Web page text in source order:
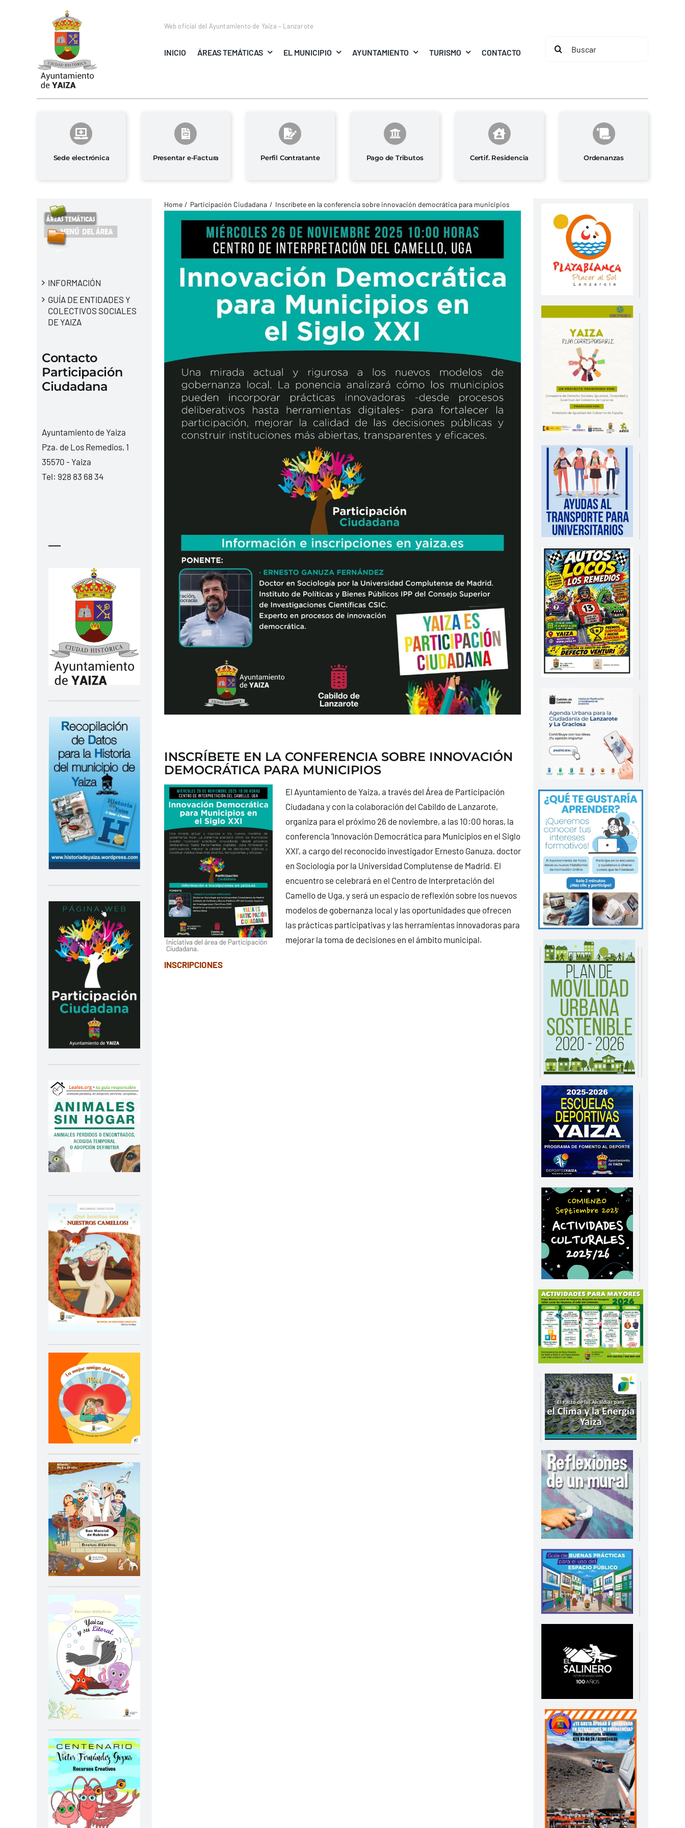
Web oficial del Ayuntamiento de Yaiza – Lanzarote
INICIO ÁREAS TEMÁTICAS EL MUNICIPIO AYUNTAMIENTO TURISMO CONTACTO
Buscar:
Sede electrónica Presentar e-Factura Perfil Contratante Pago de Tributos Certif. Residencia Ordenanzas
INFORMACIÓN
GUÍA DE ENTIDADES Y
COLECTIVOS SOCIALES
DE YAIZA
Contacto
Participación
Ciudadana
Ayuntamiento de Yaiza
Pza. de Los Remedios, 1
35570 - Yaiza
Tel: 928 83 68 34
—
Home Participación Ciudadana Inscríbete en la conferencia sobre innovación democrática para municipios
INSCRÍBETE EN LA CONFERENCIA SOBRE INNOVACIÓN
DEMOCRÁTICA PARA MUNICIPIOS
Iniciativa del área de Participación
Ciudadana.
El Ayuntamiento de Yaiza, a través del Área de Participación
Ciudadana y con la colaboración del Cabildo de Lanzarote,
organiza para el próximo 26 de noviembre, a las 10:00 horas, la
conferencia ‘Innovación Democrática para Municipios en el Siglo
XXI’, a cargo del reconocido investigador Ernesto Ganuza, doctor
en Sociología por la Universidad Complutense de Madrid. El
encuentro se celebrará en el Centro de Interpretación del
Camello de Uga, y será un espacio de reflexión sobre los nuevos
modelos de gobernanza local y las oportunidades que ofrecen
las prácticas participativas y las herramientas innovadoras para
mejorar la toma de decisiones en el ámbito municipal.
INSCRIPCIONES